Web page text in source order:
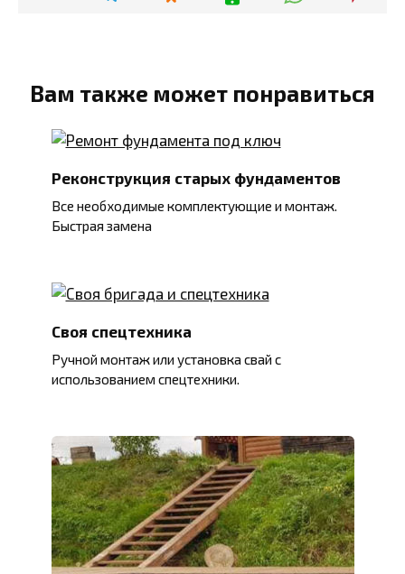
Вам также может понравиться
Реконструкция старых фундаментов
Все необходимые комплектующие и монтаж.
Быстрая замена
Своя спецтехника
Ручной монтаж или установка свай с
использованием спецтехники.